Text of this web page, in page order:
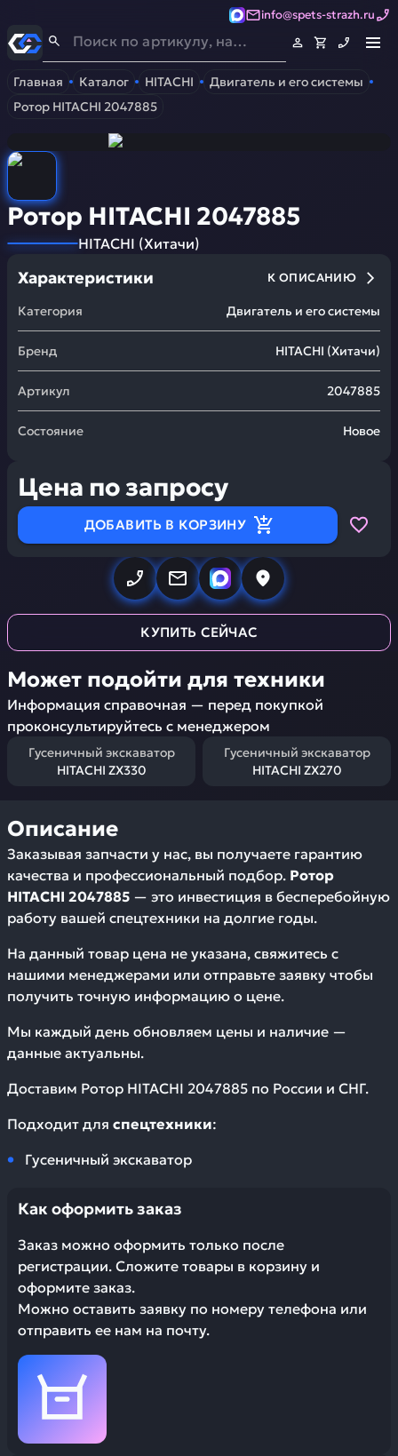
info@spets-strazh.ru
Спец-Страж- Запчасти для спецтехники
Главная Каталог HITACHI
Двигатель и его системы
Ротор HITACHI 2047885
Ротор HITACHI 2047885
HITACHI (Хитачи)
Характеристики К ОПИСАНИЮ
Категория Двигатель и его системы
Бренд HITACHI (Хитачи)
Артикул 2047885
Состояние Новое
Цена по запросу
ДОБАВИТЬ В КОРЗИНУ
КУПИТЬ СЕЙЧАС
Может подойти для техники
Информация справочная — перед покупкой
проконсультируйтесь с менеджером
Гусеничный экскаватор
HITACHI ZX330
Гусеничный экскаватор
HITACHI ZX270
Описание
Заказывая запчасти у нас, вы получаете гарантию
качества и профессиональный подбор. Ротор
HITACHI 2047885 — это инвестиция в бесперебойную
работу вашей спецтехники на долгие годы.
На данный товар цена не указана, свяжитесь с
нашими менеджерами или отправьте заявку чтобы
получить точную информацию о цене.
Мы каждый день обновляем цены и наличие —
данные актуальны.
Доставим Ротор HITACHI 2047885 по России и СНГ.
Подходит для спецтехники:
Гусеничный экскаватор
Как оформить заказ
Заказ можно оформить только после
регистрации. Сложите товары в корзину и
оформите заказ.
Можно оставить заявку по номеру телефона или
отправить ее нам на почту.